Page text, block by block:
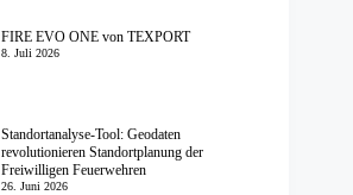
FIRE EVO ONE von TEXPORT
8. Juli 2026
Standortanalyse-Tool: Geodaten
revolutionieren Standortplanung der
Freiwilligen Feuerwehren
26. Juni 2026